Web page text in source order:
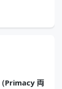
Primacy 両